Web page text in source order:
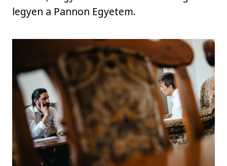
legyen a Pannon Egyetem.